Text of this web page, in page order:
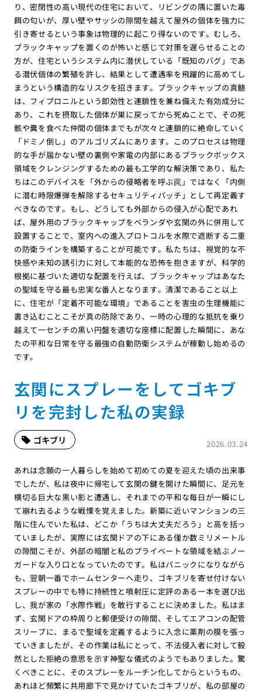
り、密閉性の高い現代の住宅において、リビングの隅に置いた毒
餌の匂いが、厚い壁やサッシの隙間を越えて屋外の個体を強力に
引き寄せるという事象は物理的に起こり得ないのです。むしろ、
ブラックキャップを置くのが怖いと感じて対策を遅らせることの
方が、住宅というシステム内に潜伏している「既知のバグ」であ
る潜伏個体の繁殖を許し、結果として遭遇率を飛躍的に高めてし
まうという構造的なリスクを招きます。ブラックキャップの真髄
は、フィプロニルという即効性と連鎖性を兼ね備えた有効成分に
あり、これを摂取した個体が巣に戻ってから死ぬことで、その死
骸や糞を食べた仲間の個体までもが次々と連鎖的に絶命していく
「ドミノ倒し」のアルゴリズムにあります。このプロセスは物理
的な手が届かない壁の裏側や家電の内部にあるブラックボックス
領域をクレンジングするための最も工学的な解決策であり、私た
ちはこのデバイスを「外からの侵略者を呼ぶ罠」ではなく「内側
に潜む時限爆弾を解除するセキュリティパッチ」として再定義す
べきなのです。もし、どうしても外部からの侵入が心配であれ
ば、屋外用のブラックキャップをベランダや玄関の外に併用して
設置することで、室内への進入プロトコルを水際で遮断する二重
の防衛ラインを構築することが可能です。私たちは、視覚的な不
快感や未知の誘引力に対して本能的な恐怖を抱きますが、科学的
根拠に基づいた適切な配置を行えば、ブラックキャップはあなた
の聖域を守る最も忠実な番人となります。清潔であること以上
に、住宅が「定着不可能な環境」であることを害虫の生理機能に
書き込むことこそが真の防除であり、一時の心理的な抵抗を乗り
越えて一センチの黒い円盤を適切な座標に配置した瞬間に、あな
たの平和な日常を守る最強の自動防衛システムが稼動し始めるの
です。
玄関にスプレーをしてゴキブ
リを完封した私の実録
2026.03.24
ゴキブリ
あれは念願の一人暮らしを始めて初めての夏を迎えた頃の出来事
でしたが、私は夜中に帰宅して玄関の鍵を開けた瞬間に、足元を
横切る巨大な黒い影と遭遇し、それまでの平和な毎日が一瞬にし
て崩れ去るような戦慄を覚えました。新築に近いマンションの三
階に住んでいた私は、どこか「うちは大丈夫だろう」と高を括っ
ていましたが、実際には玄関ドアの下にある僅か数ミリメートル
の隙間こそが、外部の暗闇と私のプライベートな領域を結ぶノー
ガードな入り口となっていたのです。私はパニックになりながら
も、翌朝一番でホームセンターへ走り、ゴキブリを寄せ付けない
スプレーの中でも特に持続性と噴射圧に定評のある一本を選び出
し、我が家の「水際作戦」を敢行することに決めました。私はま
ず、玄関ドアの枠周りと郵便受けの隙間、そしてエアコンの配管
スリーブに、まるで聖域を定義するように入念に薬剤の膜を張っ
ていきましたが、その作業は私にとって、不法侵入者に対して毅
然とした拒絶の意思を示す神聖な儀式のようでもありました。驚
くべきことに、そのスプレーをルーチン化してからというもの、
あれほど頻繁に共用廊下で見かけていたゴキブリが、私の部屋の